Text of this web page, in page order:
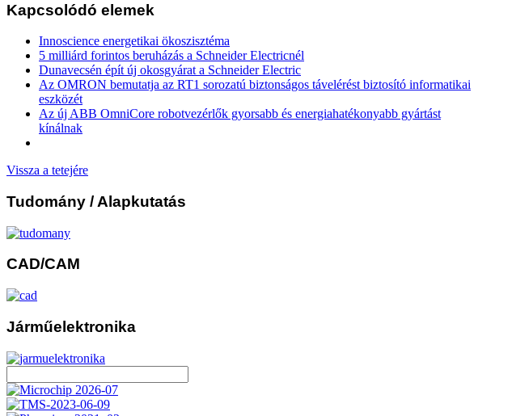
Kapcsolódó elemek
Innoscience energetikai ökoszisztéma
5 milliárd forintos beruházás a Schneider Electricnél
Dunavecsén épít új okosgyárat a Schneider Electric
Az OMRON bemutatja az RT1 sorozatú biztonságos távelérést biztosító informatikai
eszközét
Az új ABB OmniCore robotvezérlők gyorsabb és energiahatékonyabb gyártást
kínálnak
Vissza a tetejére
Tudomány / Alapkutatás
CAD/CAM
Járműelektronika